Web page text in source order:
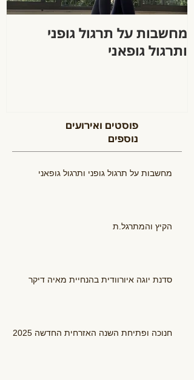
מחשבות על תרגול גופני
ותרגול גופאני
פוסטים ואירועים
נוספים
מחשבות על תרגול גופני ותרגול גופאני
הקיץ והמתרגל.ת
סדנת יוגה איורוודית בהנחיית מאיה דיקר
חנוכה ופתיחת השנה האזרחית החדשה 2025